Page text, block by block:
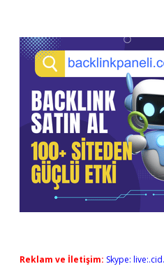
Reklam ve İletişim: Skype: